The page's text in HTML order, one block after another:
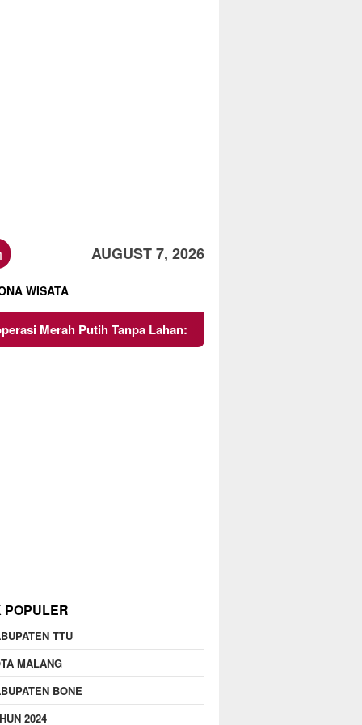
AUGUST 7, 2026
WISATA
Tanpa Lahan: Awas Risiko Hukum dan Bebani Rakyat!
POPULER
TTU
MALANG
BONE
2024